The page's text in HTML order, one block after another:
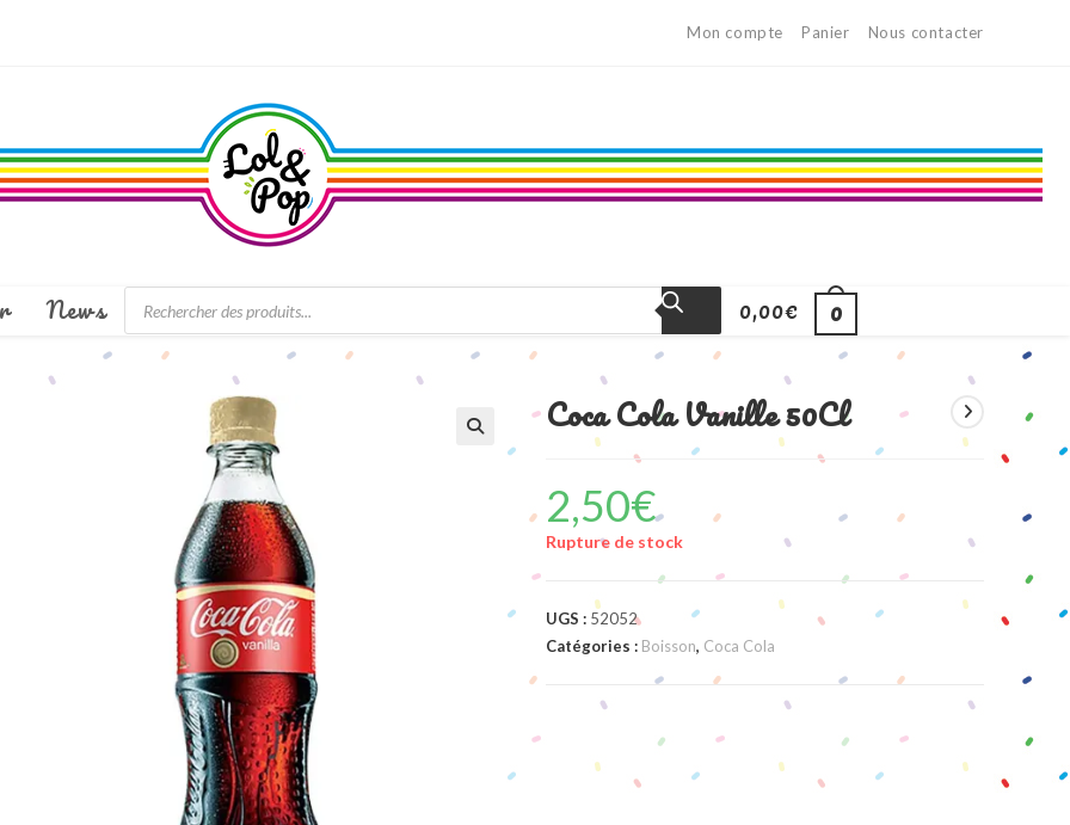
Mon compte Panier Nous contacter
News
de
produits
0,00€ 0
Coca Cola Vanille 50Cl
2,50€
Rupture de stock
UGS : 52052
Catégories : Boisson, Coca Cola